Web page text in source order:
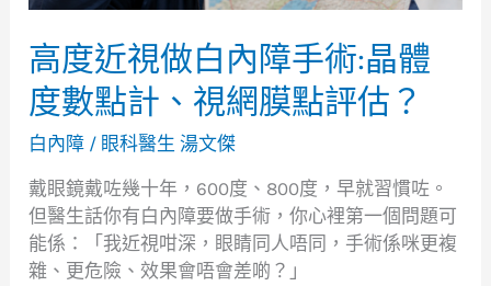
高度近視做白內障手術:晶體
度數點計、視網膜點評估？
白內障 / 眼科醫生 湯文傑
戴眼鏡戴咗幾十年，600度、800度，早就習慣咗。
但醫生話你有白內障要做手術，你心裡第一個問題可
能係：「我近視咁深，眼睛同人唔同，手術係咪更複
雜、更危險、效果會唔會差啲？」
體
度
數
點
視
網
膜
點